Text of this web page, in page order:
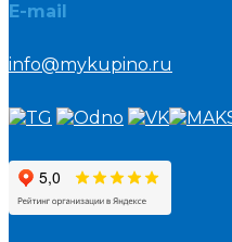
E-mail
info@mykupino.ru